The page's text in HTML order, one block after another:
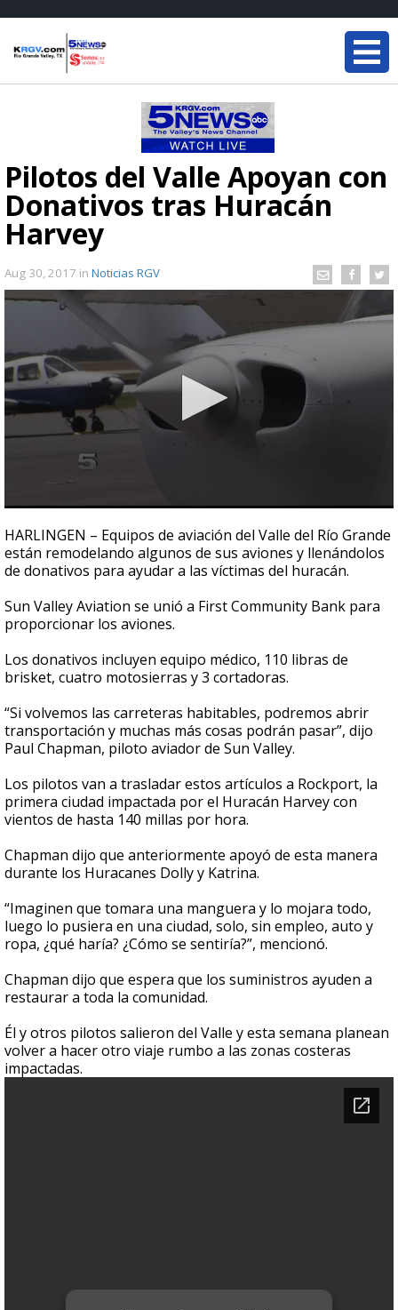
Pilotos del Valle Apoyan con
Donativos tras Huracán
Harvey
Aug 30, 2017 in Noticias RGV
seconds
of
1
minute,
seconds
HARLINGEN – Equipos de aviación del Valle del Río Grande
están remodelando algunos de sus aviones y llenándolos
de donativos para ayudar a las víctimas del huracán.
Sun Valley Aviation se unió a First Community Bank para
proporcionar los aviones.
Los donativos incluyen equipo médico, 110 libras de
brisket, cuatro motosierras y 3 cortadoras.
“Si volvemos las carreteras habitables, podremos abrir
transportación y muchas más cosas podrán pasar”, dijo
Paul Chapman, piloto aviador de Sun Valley.
Los pilotos van a trasladar estos artículos a Rockport, la
primera ciudad impactada por el Huracán Harvey con
vientos de hasta 140 millas por hora.
Chapman dijo que anteriormente apoyó de esta manera
durante los Huracanes Dolly y Katrina.
“Imaginen que tomara una manguera y lo mojara todo,
luego lo pusiera en una ciudad, solo, sin empleo, auto y
ropa, ¿qué haría? ¿Cómo se sentiría?”, mencionó.
Chapman dijo que espera que los suministros ayuden a
restaurar a toda la comunidad.
Él y otros pilotos salieron del Valle y esta semana planean
volver a hacer otro viaje rumbo a las zonas costeras
impactadas.